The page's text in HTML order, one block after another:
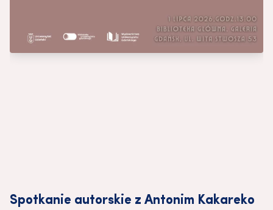
Spotkanie autorskie z Antonim Kakareko